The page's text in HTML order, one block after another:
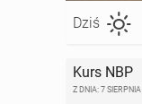
Dziś
Kurs NBP
Z DNIA: 7 SIERPNIA